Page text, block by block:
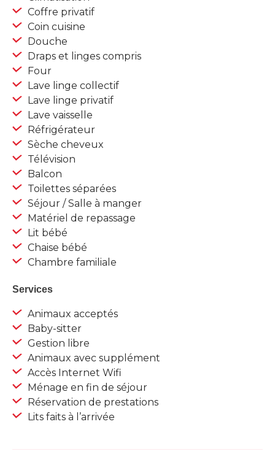
Coffre privatif
Coin cuisine
Douche
Draps et linges compris
Four
Lave linge collectif
Lave linge privatif
Lave vaisselle
Réfrigérateur
Sèche cheveux
Télévision
Balcon
Toilettes séparées
Séjour / Salle à manger
Matériel de repassage
Lit bébé
Chaise bébé
Chambre familiale
Services
Animaux acceptés
Baby-sitter
Gestion libre
Animaux avec supplément
Accès Internet Wifi
Ménage en fin de séjour
Réservation de prestations
Lits faits à l’arrivée